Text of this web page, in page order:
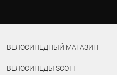
ВЕЛОСИПЕДНЫЙ МАГАЗИН
ВЕЛОСИПЕДЫ SCOTT